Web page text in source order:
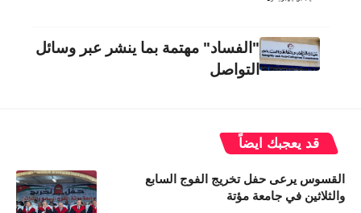
"الفساد" مهتمة بما ينشر عبر وسائل
التواصل
قد يعجبك ايضاً
القسوس يرعى حفل تخريج الفوج السابع
والثلاثين في جامعة مؤتة